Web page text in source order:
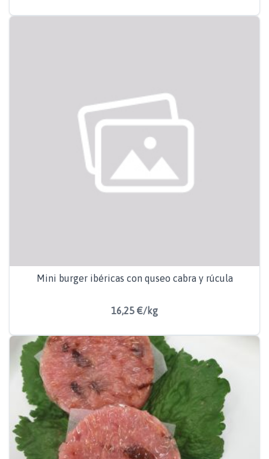
Mini burger ibéricas con quseo cabra y rúcula
16,25 €/kg